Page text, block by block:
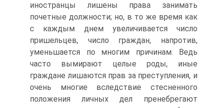
иностранцы лишены права занимать
почетные должности; но, в то же время как
с каждым днем увеличивается число
пришельцев, число граждан, напротив,
уменьшается по многим причинам. Ведь
часто вымирают целые роды, иные
граждане лишаются прав за преступления, и
очень многие вследствие стесненного
положения личных дел пренебрегают